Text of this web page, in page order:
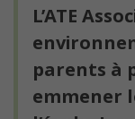
L’ATE
parents à
emmener